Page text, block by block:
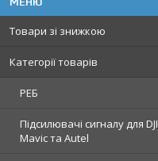
Товари зі знижкою
Категорії товарів
РЕБ
Підсилювачі сигналу для DJI
Mavic та Autel